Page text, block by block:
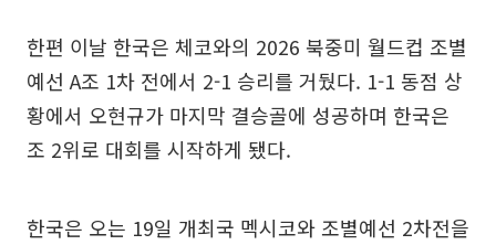
한편 이날 한국은 체코와의 2026 북중미 월드컵 조별
예선 A조 1차 전에서 2-1 승리를 거뒀다. 1-1 동점 상
황에서 오현규가 마지막 결승골에 성공하며 한국은
조 2위로 대회를 시작하게 됐다.
한국은 오는 19일 개최국 멕시코와 조별예선 2차전을